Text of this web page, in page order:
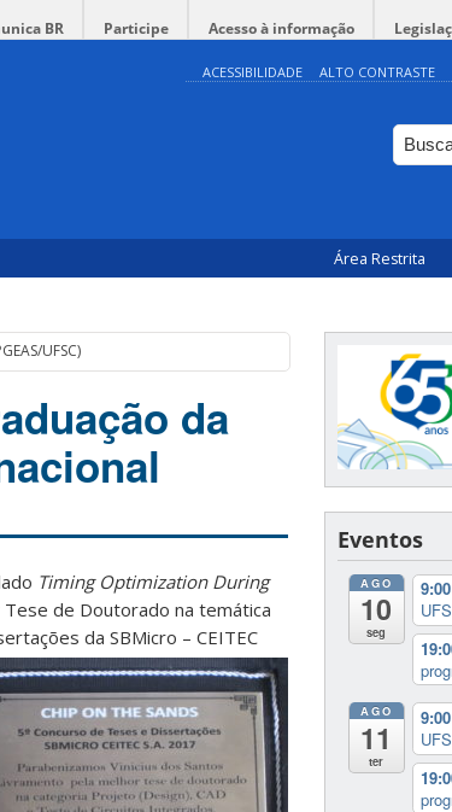
BR Participe Acesso à informação
ACESSIBILIDADE ALTO CONTRASTE
Área Restrita
UFSC)
da
Timing Optimization During
de Doutorado na temática
da SBMicro – CEITEC
Eventos
AGO
10
seg
9:00
AGO
11
ter
9:00